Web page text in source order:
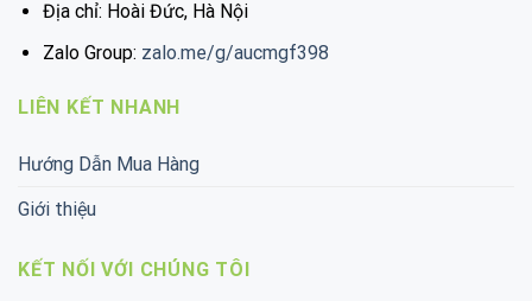
Địa chỉ: Hoài Đức, Hà Nội
Zalo Group: zalo.me/g/aucmgf398
LIÊN KẾT NHANH
Hướng Dẫn Mua Hàng
Giới thiệu
KẾT NỐI VỚI CHÚNG TÔI